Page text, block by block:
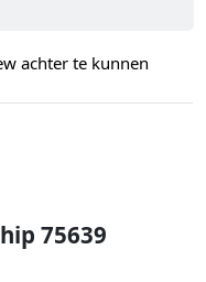
achter te kunnen
75639